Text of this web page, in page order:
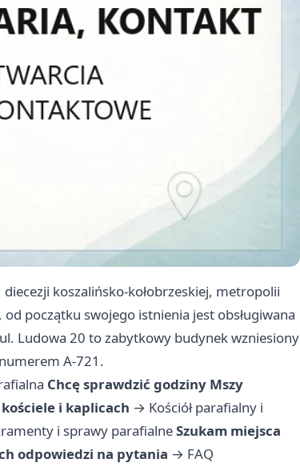
koszalińsko-kołobrzeskiej, metropolii
początku swojego istnienia jest obsługiwana
Ludowa 20 to zabytkowy budynek wzniesiony
A-721.
Chcę sprawdzić godziny Mszy
i kaplicach → Kościół parafialny i
i sprawy parafialneSzukam miejsca
odpowiedzi na pytania → FAQ